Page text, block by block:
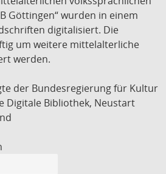
Göttingen“ wurden in einem
digitalisiert. Die
um weitere mittelalterliche
werden.
der Bundesregierung für Kultur
Digitale Bibliothek, Neustart